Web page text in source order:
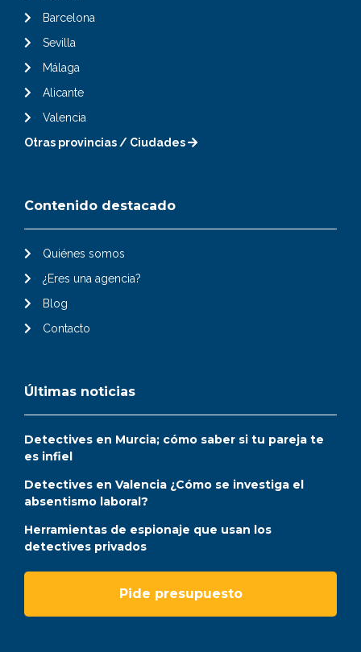
Barcelona
Sevilla
Málaga
Alicante
Valencia
Otras provincias / Ciudades
Contenido destacado
Quiénes somos
¿Eres una agencia?
Blog
Contacto
Últimas noticias
Detectives en Murcia; cómo saber si tu pareja te
es infiel
Detectives en Valencia ¿Cómo se investiga el
absentismo laboral?
Herramientas de espionaje que usan los
detectives privados
Pide presupuesto